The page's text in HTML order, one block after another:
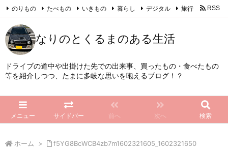
なりのとくるまのある生活
ドライブの道中や出掛けた先での出来事、買ったもの・食べたもの
等を紹介しつつ、たまに多岐な思いを咆えるブログ！？
メニュー サイドバー 前へ 次へ 検索
のりもの たべもの いきもの 暮らし デジタル 旅行 RSS
Feedly
ホーム > f5YG8BcWCB4zb7m1602321605_1602321650